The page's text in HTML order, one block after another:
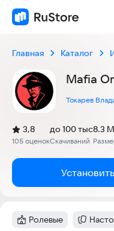
Главная Каталог
Mafia
Токарев
Рейтинг:
3,8
(
105 оценок
)
Скачиваний
до 100 тыс8.3
Категория:
Ролевые